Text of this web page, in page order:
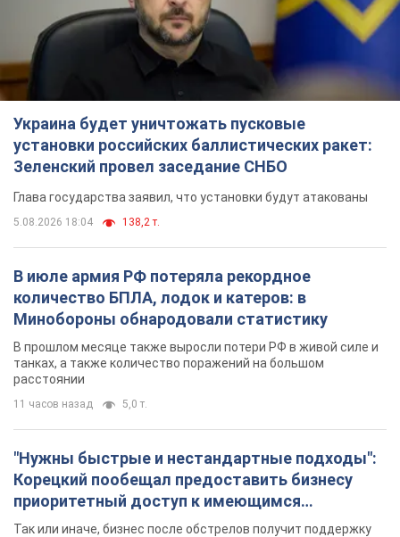
Украина будет уничтожать пусковые
установки российских баллистических ракет:
Зеленский провел заседание СНБО
Глава государства заявил, что установки будут атакованы
5.08.2026 18:04 138,2 т.
В июле армия РФ потеряла рекордное
количество БПЛА, лодок и катеров: в
Минобороны обнародовали статистику
В прошлом месяце также выросли потери РФ в живой силе и
танках, а также количество поражений на большом
расстоянии
11 часов назад 5,0 т.
"Нужны быстрые и нестандартные подходы":
Корецкий пообещал предоставить бизнесу
приоритетный доступ к имеющимся
складским помещениям
Так или иначе, бизнес после обстрелов получит поддержку